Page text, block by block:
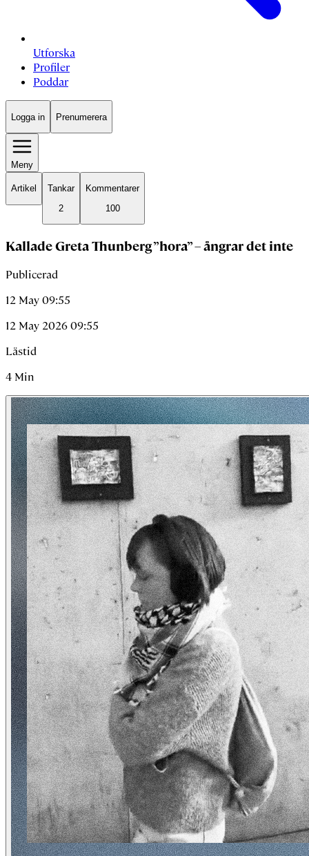
Utforska
Profiler
Poddar
Logga in Prenumerera
Meny
Artikel
Tankar
2
Kommentarer
100
Kallade Greta Thunberg ”hora” – ångrar det inte
Publicerad
12 May 09:55
12 May 2026 09:55
Lästid
4 Min